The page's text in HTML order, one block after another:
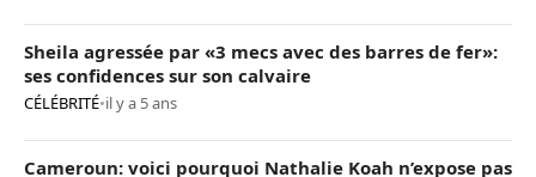
Sheila agressée par «3 mecs avec des barres de fer»:
ses confidences sur son calvaire
CÉLÉBRITÉ•il y a 5 ans
Cameroun: voici pourquoi Nathalie Koah n’expose pas